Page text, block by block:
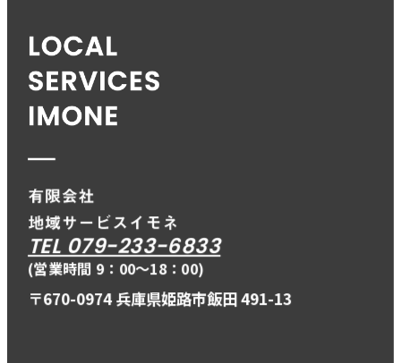
TEL 079-233-6833
(営業時間 9：00〜18：00)
〒670-0974 兵庫県姫路市飯田 491-13